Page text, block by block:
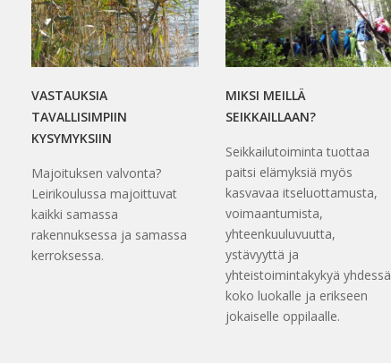
VASTAUKSIA
TAVALLISIMPIIN
KYSYMYKSIIN
Majoituksen valvonta?
Leirikoulussa majoittuvat
kaikki samassa
rakennuksessa ja samassa
kerroksessa.
MIKSI MEILLÄ
SEIKKAILLAAN?
Seikkailutoiminta tuottaa
paitsi elämyksiä myös
kasvavaa itseluottamusta,
voimaantumista,
yhteenkuuluvuutta,
ystävyyttä ja
yhteistoimintakykyä yhdessä
koko luokalle ja erikseen
jokaiselle oppilaalle.